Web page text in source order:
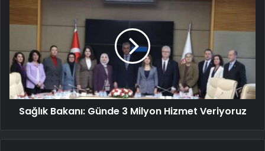
Sağlık Bakanı: Günde 3 Milyon Hizmet Veriyoruz